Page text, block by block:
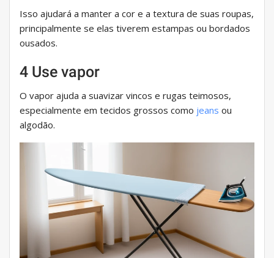
Isso ajudará a manter a cor e a textura de suas roupas,
principalmente se elas tiverem estampas ou bordados
ousados.
4 Use vapor
O vapor ajuda a suavizar vincos e rugas teimosos,
especialmente em tecidos grossos como jeans ou
algodão.